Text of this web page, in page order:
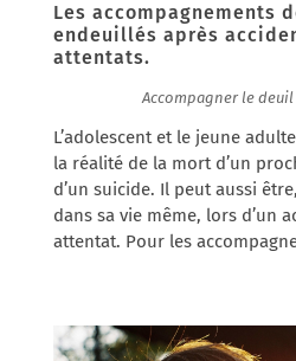
Les accompagnements
endeuillés après
attentats.
Accompagner le deuil
L’adolescent et le jeune
la réalité de la mort d’un
d’un suicide. Il peut aussi
dans sa vie même, lors d’un
attentat. Pour les